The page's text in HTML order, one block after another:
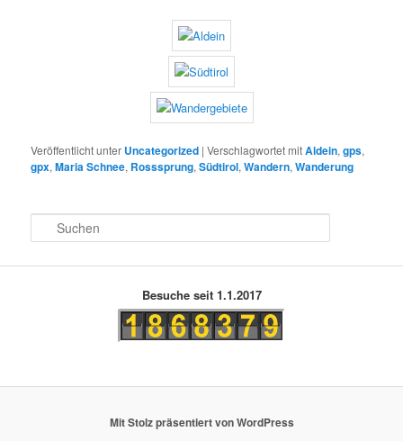
Veröffentlicht unter Uncategorized |Verschlagwortet mitAldein,gps,
gpx,Maria Schnee, Rosssprung,Südtirol,Wandern,Wanderung
u
Besuche seit 1.1.2017
Mit Stolz präsentiert von WordPress